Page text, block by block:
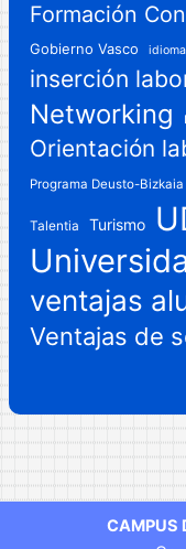
Formación
Gobierno Vasco
inserción
Networking
Orientación
Programa Deusto-
Talentia Turismo
ventajas
Ventajas de
CAMPUS